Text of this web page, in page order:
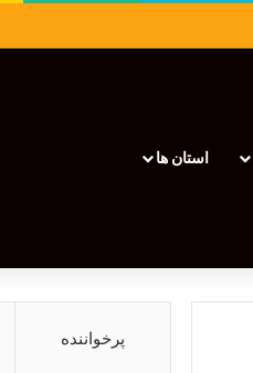
استان ها
پرخواننده